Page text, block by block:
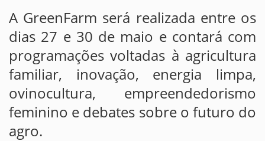
A GreenFarm será realizada entre os
dias 27 e 30 de maio e contará com
programações voltadas à agricultura
familiar, inovação, energia limpa,
ovinocultura, empreendedorismo
feminino e debates sobre o futuro do
agro.